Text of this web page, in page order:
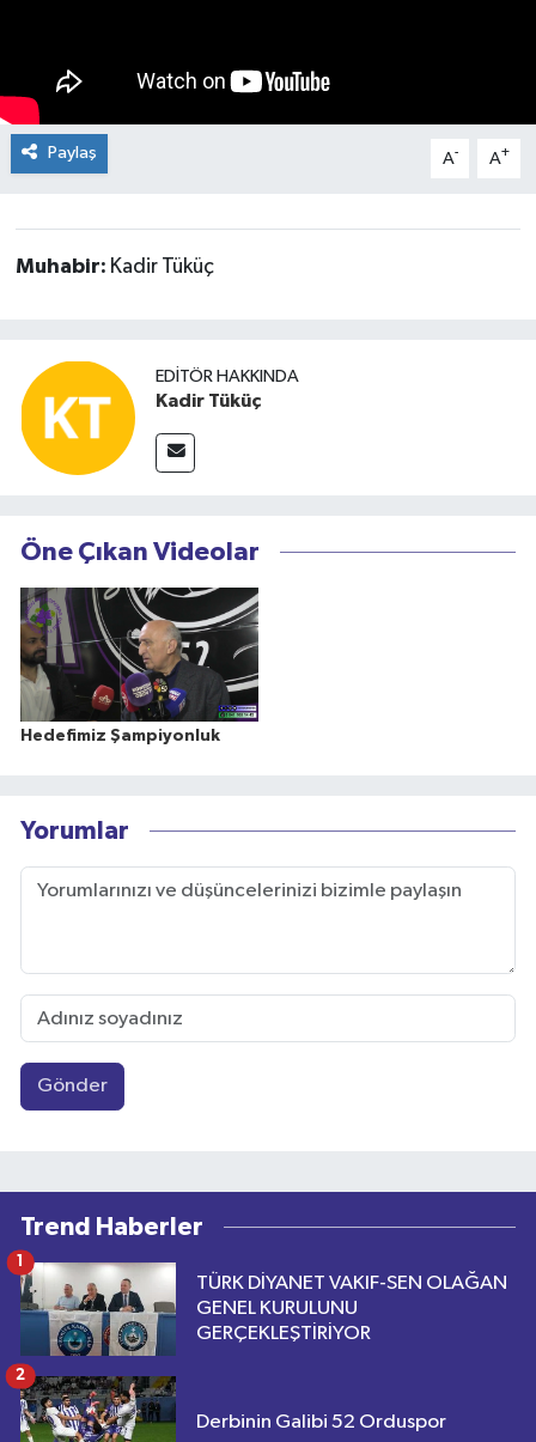
Paylaş A- A+
Muhabir: Kadir Tüküç
EDITÖR HAKKINDA
Kadir Tüküç
Öne Çıkan Videolar
Hedefimiz Şampiyonluk
Yorumlar
Gönder
Trend Haberler
TÜRK DİYANET VAKIF-SEN OLAĞAN
GENEL KURULUNU
GERÇEKLEŞTİRİYOR
1
Derbinin Galibi 52 Orduspor
2
Yaşam
Spor